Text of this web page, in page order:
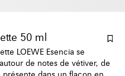
50 ml
LOEWE Esencia se
de notes de vétiver, de